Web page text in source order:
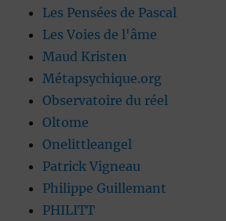
Les Pensées de Pascal
Les Voies de l'âme
Maud Kristen
Métapsychique.org
Observatoire du réel
Oltome
Onelittleangel
Patrick Vigneau
Philippe Guillemant
PHILITT